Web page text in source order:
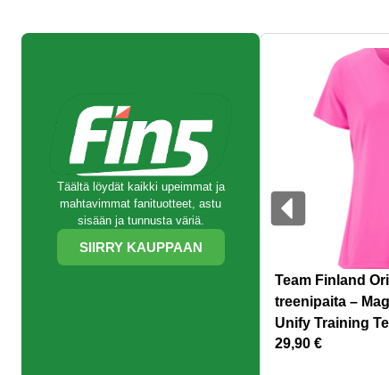
Täältä löydät kaikki upeimmat ja
mahtavimmat fanituotteet, astu
sisään ja tunnusta väriä.
SIIRRY KAUPPAAN
Team Finland
treenipaita –
Unify Training
29,90€